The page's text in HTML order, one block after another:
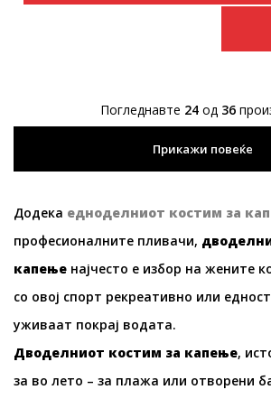
Погледнавте 24од 36
Прикажи повеќе
Додека едноделниот костим за
професионалните пливачи,
капење најчесто е избор на жените
со овој спорт рекреативно или
уживаат покрај водата.
Дводелниот костим за капење,
за во лето – за плажа или отворени